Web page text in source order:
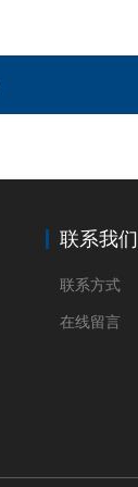
联系我们
联系方式
在线留言